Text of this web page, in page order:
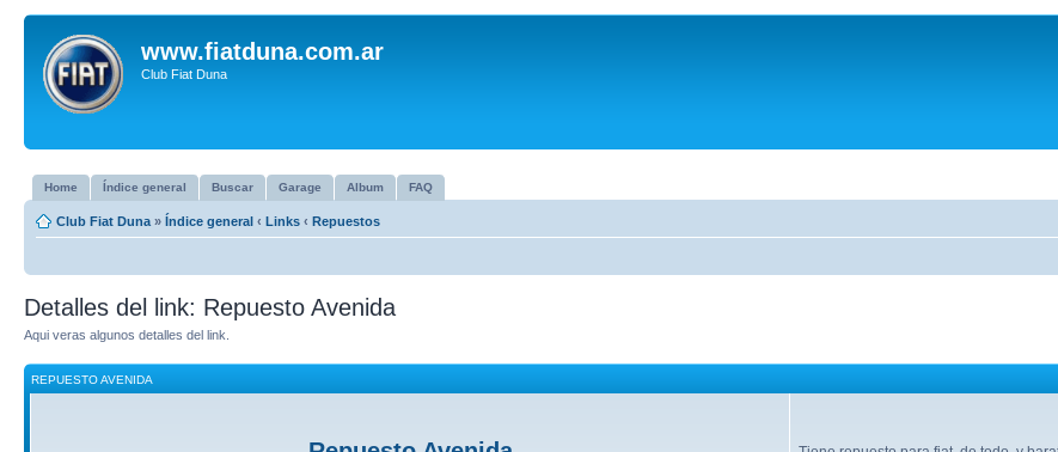
www.fiatduna.com.ar
Club Fiat Duna
Home Índice general Buscar Garage Album FAQ
Club Fiat Duna » Índice general ‹ Links ‹ Repuestos
Detalles del link: Repuesto Avenida
Aqui veras algunos detalles del link.
REPUESTO AVENIDA